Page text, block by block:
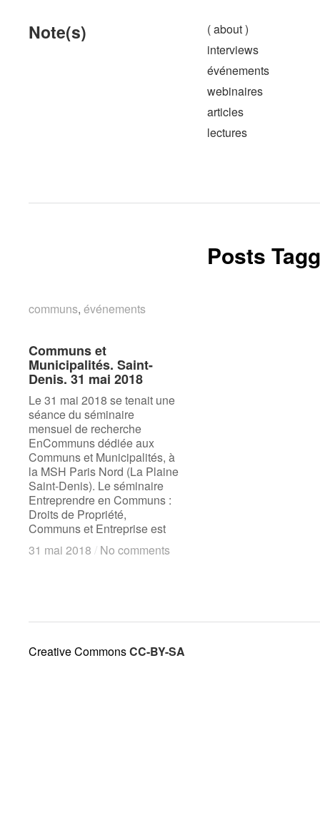
Note(s)
( about )
interviews
événements
webinaires
articles
lectures
Posts
communs, événements
Communs et
Municipalités. Saint-
Denis. 31 mai 2018
Le 31 mai 2018 se tenait une
séance du séminaire
mensuel de recherche
EnCommuns dédiée aux
Communs et Municipalités, à
la MSH Paris Nord (La Plaine
Saint-Denis). Le séminaire
Entreprendre en Communs :
Droits de Propriété,
Communs et Entreprise est
31 mai 2018 / No comments
communs événements
Communs et
Municipalités. Saint-
Denis. 31 mai 2018
31 mai 2018 / No comments
Creative CommonsCC-BY-SA